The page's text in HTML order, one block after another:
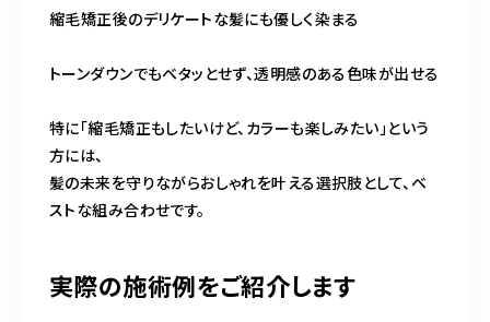
縮毛矯正後のデリケートな髪にも優しく染まる
トーンダウンでもベタッとせず、透明感のある色味が出せる
特に「縮毛矯正もしたいけど、カラーも楽しみたい」という
方には、
髪の未来を守りながらおしゃれを叶える選択肢として、ベ
ストな組み合わせです。
実際の施術例をご紹介します